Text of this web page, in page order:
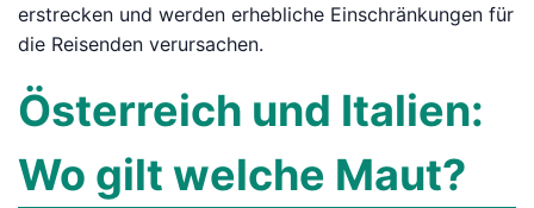
erstrecken und werden erhebliche Einschränkungen für
die Reisenden verursachen.
Österreich und Italien:
Wo gilt welche Maut?